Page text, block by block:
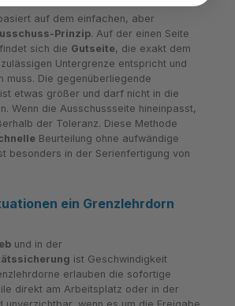
auf dem einfachen, aber
Prinzip. Auf der einen Seite
sich die Gutseite, die exakt dem
Untergrenze entspricht und
muss. Die gegenüberliegende
ist etwas größer und darf nicht in die
Wenn die Ausschussseite hineinpasst,
der Toleranz. Diese Methode
Beurteilung ohne aufwändige
besonders in der Serienfertigung von
ein Grenzlehrdorn
und in der
ist Geschwindigkeit
erlauben die sofortige
direkt am Arbeitsplatz oder in der